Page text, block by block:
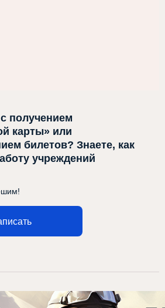
получением
карты» или
билетов? Знаете, как
учреждений